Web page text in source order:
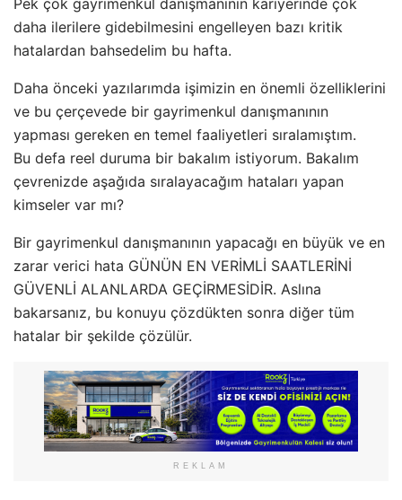
daha ilerilere gidebilmesini engelleyen bazı kritik
hatalardan bahsedelim bu hafta.
Daha önceki yazılarımda işimizin en önemli özelliklerini
ve bu çerçevede bir gayrimenkul danışmanının
yapması gereken en temel faaliyetleri sıralamıştım.
Bu defa reel duruma bir bakalım istiyorum. Bakalım
çevrenizde aşağıda sıralayacağım hataları yapan
kimseler var mı?
Bir gayrimenkul danışmanının yapacağı en büyük ve en
zarar verici hata GÜNÜN EN VERİMLİ SAATLERİNİ
GÜVENLİ ALANLARDA GEÇİRMESİDİR. Aslına
bakarsanız, bu konuyu çözdükten sonra diğer tüm
hatalar bir şekilde çözülür.
REKLAM